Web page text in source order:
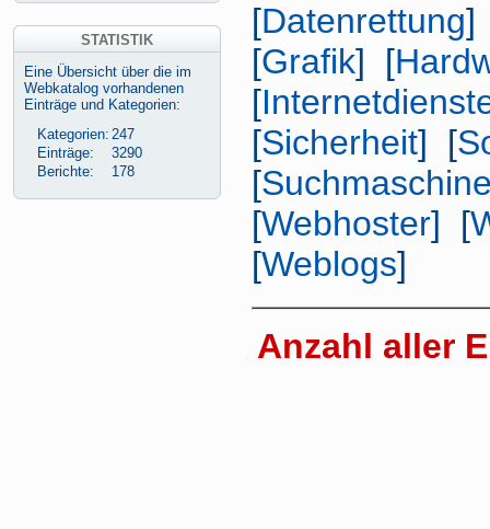
[Datenrettung]
[Grafik] [
[
[Sicherheit] [
[
[Webhoster] [
[Weblogs]
Anzahl aller
STATISTIK
Eine Übersicht über die im
Webkatalog vorhandenen
Einträge und Kategorien:
Kategorien: 247
Einträge:
3290
Berichte:
178